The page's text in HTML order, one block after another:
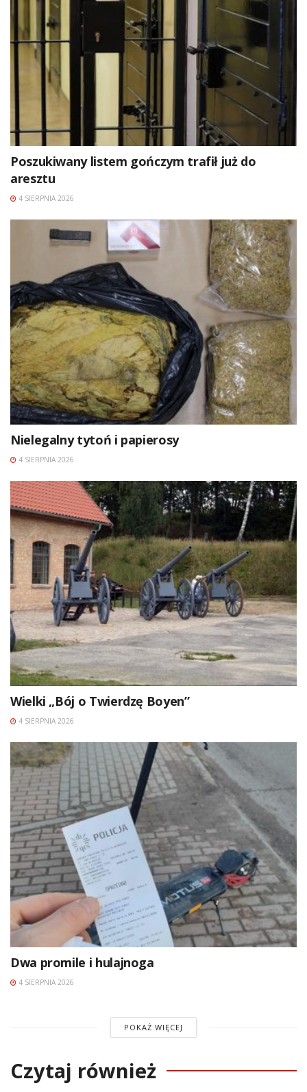
Poszukiwany listem gończym trafił już do
aresztu
4 SIERPNIA 2026
Nielegalny tytoń i papierosy
4 SIERPNIA 2026
Wielki „Bój o Twierdzę Boyen”
4 SIERPNIA 2026
Dwa promile i hulajnoga
4 SIERPNIA 2026
POKAŻ WIĘCEJ
Czytaj również